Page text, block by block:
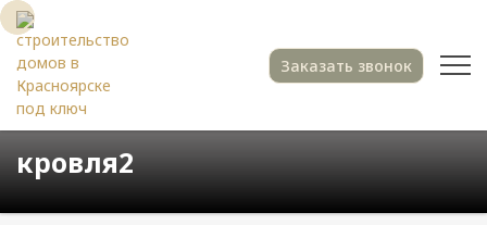
Заказать звонок
кровля2